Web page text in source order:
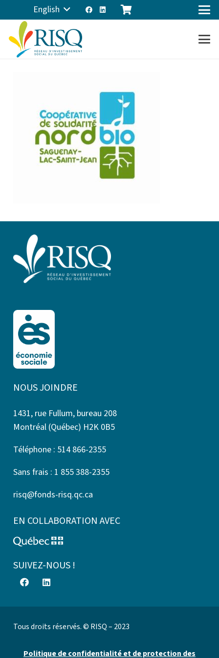
English
NOUS JOINDRE
1431, rue Fullum, bureau 208
Montréal (Québec) H2K 0B5
Téléphone : 514 866-2355
Sans frais : 1 855 388-2355
risq@fonds-risq.qc.ca
EN COLLABORATION AVEC
SUIVEZ-NOUS !
Tous droits réservés. © RISQ – 2023
Politique de confidentialité et de protection des